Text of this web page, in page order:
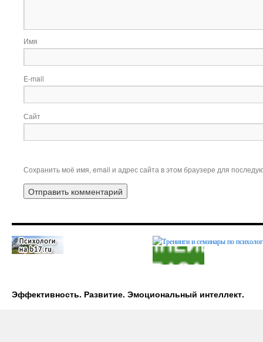
Имя
E-mail
Сайт
Сохранить моё имя, email и адрес сайта в этом браузере для
Эффективность. Развитие. Эмоциональный интеллект.